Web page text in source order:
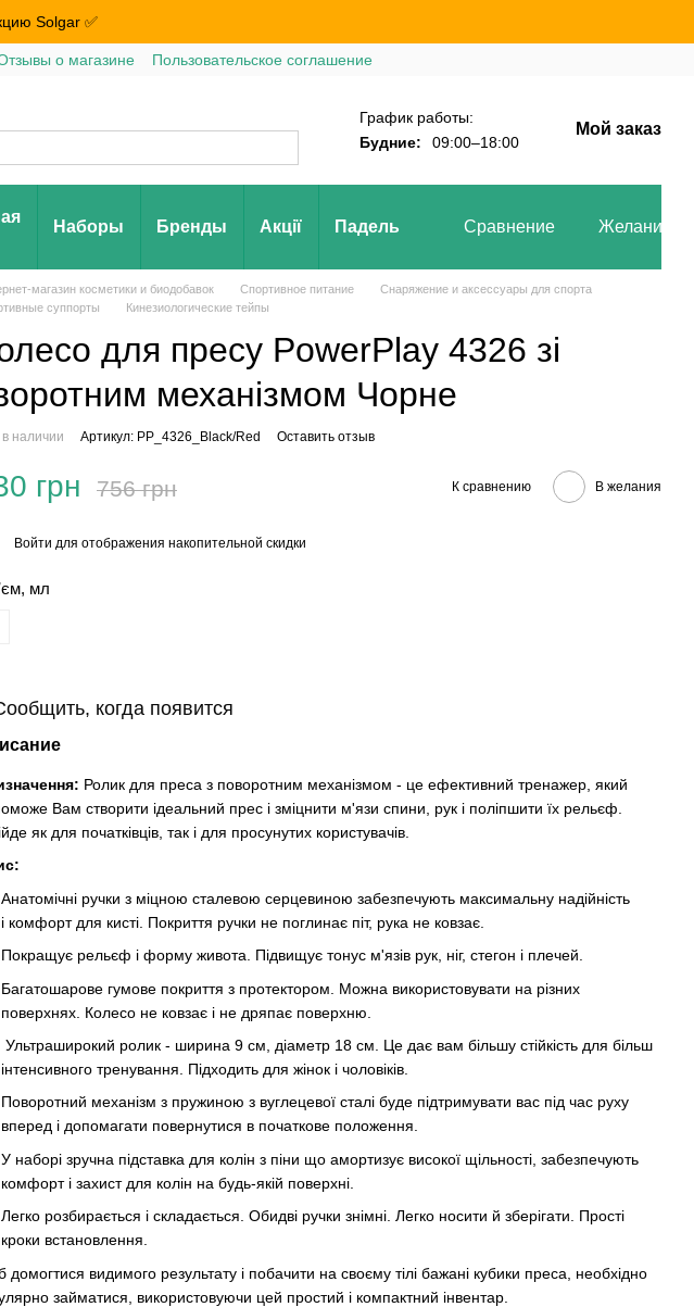
Solgar ✅
о магазине Пользовательское соглашение
График работы:
Будние:
09:00–18:00
Мой заказ
Наборы Бренды Акції Падель Сравнение Желания
магазин косметики и биодобавок Спортивное питание
Снаряжение и аксессуары для спорта
суппорты
Кинезиологические тейпы
для пресу PowerPlay 4326 зі
механізмом Чорне
наличии Артикул: PP_4326_Black/Red Оставить отзыв
грн 756 грн К сравнению В желания
Войти для отображения накопительной скидки
мл
когда появится
Ролик для преса з поворотним механізмом - це ефективний тренажер, який
Вам створити ідеальний прес і зміцнити м'язи спини, рук і поліпшити їх рельєф.
як для початківців, так і для просунутих користувачів.
Анатомічні ручки з міцною сталевою серцевиною забезпечують максимальну надійність
і комфорт для кисті. Покриття ручки не поглинає піт, рука не ковзає.
Покращує рельєф і форму живота. Підвищує тонус м'язів рук, ніг, стегон і плечей.
Багатошарове гумове покриття з протектором. Можна використовувати на різних
поверхнях. Колесо не ковзає і не дряпає поверхню.
Ультраширокий ролик - ширина 9 см, діаметр 18 см. Це дає вам більшу стійкість для більш
інтенсивного тренування. Підходить для жінок і чоловіків.
Поворотний механізм з пружиною з вуглецевої сталі буде підтримувати вас під час руху
вперед і допомагати повернутися в початкове положення.
У наборі зручна підставка для колін з піни що амортизує високої щільності, забезпечують
комфорт і захист для колін на будь-якій поверхні.
Легко розбирається і складається. Обидві ручки знімні. Легко носити й зберігати. Прості
кроки встановлення.
домогтися видимого результату і побачити на своєму тілі бажані кубики преса, необхідно
займатися, використовуючи цей простий і компактний інвентар.